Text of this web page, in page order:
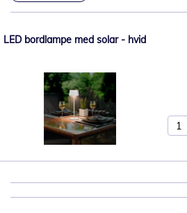
LED bordlampe med solar - hvid